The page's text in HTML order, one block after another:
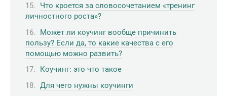
Что кроется за словосочетанием «тренинг
личностного роста»?
Может ли коучинг вообще причинить
пользу? Если да, то какие качества с его
помощью можно развить?
Коучинг: это что такое
Для чего нужны коучинги